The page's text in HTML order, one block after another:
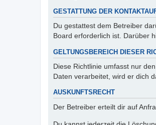
GESTATTUNG DER
Du gestattest dem Betreiber
Board erforderlich ist. Darüber
GELTUNGSBEREICH DIESER
Diese Richtlinie umfasst nur
Daten verarbeitet, wird er dich
AUSKUNFTSRECHT
Der Betreiber erteilt dir auf